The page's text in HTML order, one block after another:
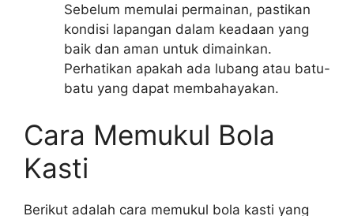
Sebelum memulai permainan, pastikan
kondisi lapangan dalam keadaan yang
baik dan aman untuk dimainkan.
Perhatikan apakah ada lubang atau batu-
batu yang dapat membahayakan.
Cara Memukul Bola
Kasti
Berikut adalah cara memukul bola kasti yang